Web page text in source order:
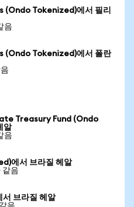
Tokenized)에서 필리
음
Tokenized)에서 폴란
Treasury Fund (Ondo
알
음
에서 브라질 헤알
같음
브라질 헤알